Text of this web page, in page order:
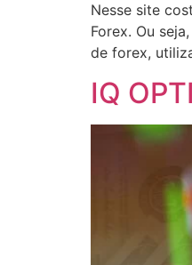
Nesse site
Forex. Ou
de forex,
IQ